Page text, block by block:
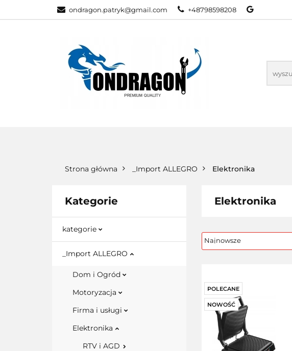
ondragon.patryk@gmail.com +48798598208
KATEGORIE NOWOŚCI
Strona główna _Import ALLEGRO Elektronika
Kategorie
kategorie
_Import ALLEGRO
Dom i Ogród
Motoryzacja
Firma i usługi
Elektronika
RTV i AGD
Elektronika
POLECANE
NOWOŚĆ